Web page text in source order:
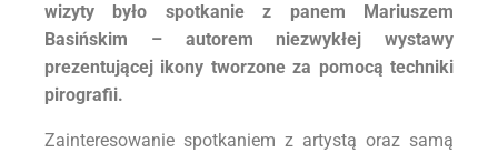
wizyty było spotkanie z panem Mariuszem
Basińskim – autorem niezwykłej wystawy
prezentującej ikony tworzone za pomocą techniki
pirografii.
Zainteresowanie spotkaniem z artystą oraz samą